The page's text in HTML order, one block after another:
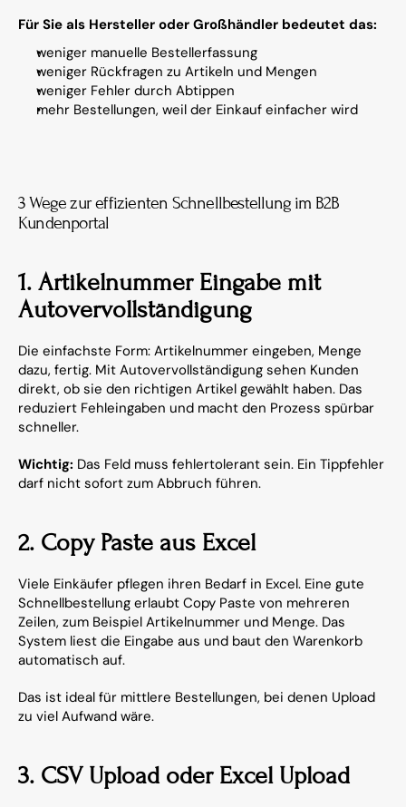
Für Sie als Hersteller oder Großhändler bedeutet das:
weniger manuelle Bestellerfassung
weniger Rückfragen zu Artikeln und Mengen
weniger Fehler durch Abtippen
mehr Bestellungen, weil der Einkauf einfacher wird
3 Wege zur effizienten Schnellbestellung im B2B
Kundenportal
1. Artikelnummer Eingabe mit
Autovervollständigung
Die einfachste Form: Artikelnummer eingeben, Menge
dazu, fertig. Mit Autovervollständigung sehen Kunden
direkt, ob sie den richtigen Artikel gewählt haben. Das
reduziert Fehleingaben und macht den Prozess spürbar
schneller.
Wichtig: Das Feld muss fehlertolerant sein. Ein Tippfehler
darf nicht sofort zum Abbruch führen.
2. Copy Paste aus Excel
Viele Einkäufer pflegen ihren Bedarf in Excel. Eine gute
Schnellbestellung erlaubt Copy Paste von mehreren
Zeilen, zum Beispiel Artikelnummer und Menge. Das
System liest die Eingabe aus und baut den Warenkorb
automatisch auf.
Das ist ideal für mittlere Bestellungen, bei denen Upload
zu viel Aufwand wäre.
3. CSV Upload oder Excel Upload